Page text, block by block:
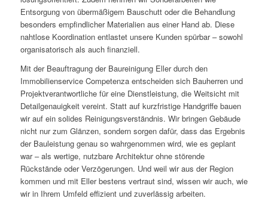
Entsorgung von übermäßigem Bauschutt oder die Behandlung
besonders empfindlicher Materialien aus einer Hand ab. Diese
nahtlose Koordination entlastet unsere Kunden spürbar – sowohl
organisatorisch als auch finanziell.
Mit der Beauftragung der Baureinigung Eller durch den
Immobilienservice Competenza entscheiden sich Bauherren und
Projektverantwortliche für eine Dienstleistung, die Weitsicht mit
Detailgenauigkeit vereint. Statt auf kurzfristige Handgriffe bauen
wir auf ein solides Reinigungsverständnis. Wir bringen Gebäude
nicht nur zum Glänzen, sondern sorgen dafür, dass das Ergebnis
der Bauleistung genau so wahrgenommen wird, wie es geplant
war – als wertige, nutzbare Architektur ohne störende
Rückstände oder Verzögerungen. Und weil wir aus der Region
kommen und mit Eller bestens vertraut sind, wissen wir auch, wie
wir in Ihrem Umfeld effizient und zuverlässig arbeiten.